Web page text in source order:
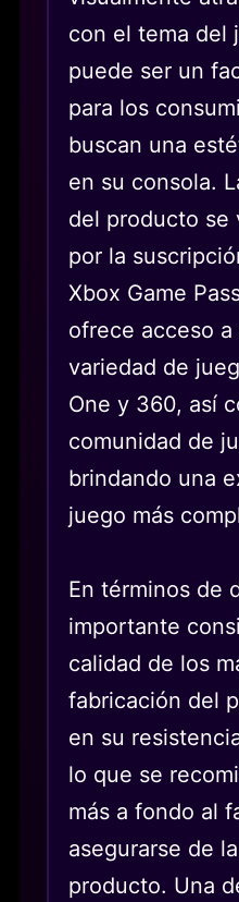
con el tema del
puede ser un
para los
buscan una
en su consola.
del producto se
por la
Xbox Game
ofrece acceso a
variedad de
One y 360, así
comunidad de
brindando una
juego más
En términos de
importante
calidad de los
fabricación del
en su
lo que se
más a fondo al
asegurarse de
producto. Una